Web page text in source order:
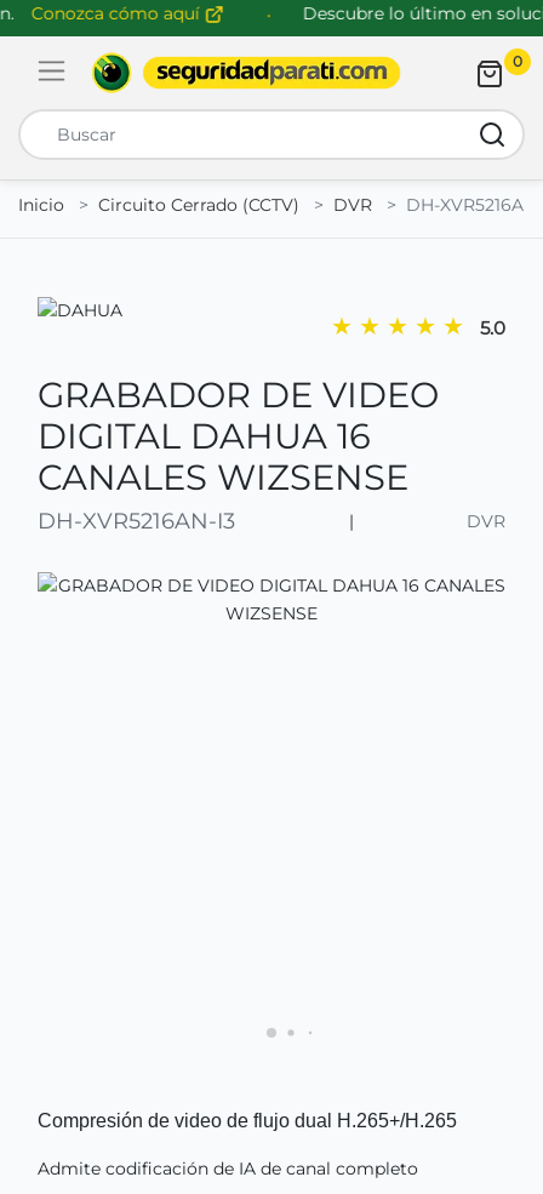
Conozca cómo aquí Descubre lo último en
Abrir menú de navegación
0
Inicio
Circuito Cerrado (CCTV) DVR DH-
★ ★ ★ ★ ★ 5.0
GRABADOR DE VIDEO
DIGITAL DAHUA 16
CANALES WIZSENSE
DH-XVR5216AN-I3 | DVR
Compresión de video de flujo dual H.265+/H.265
Admite codificación de IA de canal completo